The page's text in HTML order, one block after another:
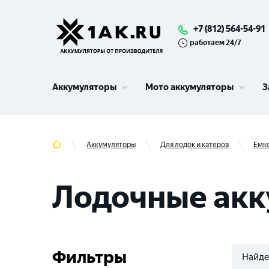
+7 (812) 564-54-91
работаем 24/7
Аккумуляторы Мото аккумуляторы
Аккумуляторы Для лодок и катеров
Лодочные
Фильтры